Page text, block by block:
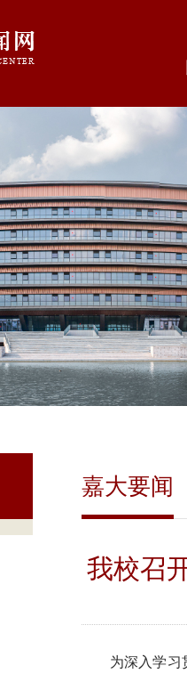
嘉大要闻
我校召
为深入学习